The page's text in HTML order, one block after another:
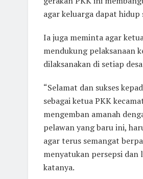
agar keluarga dapat
Ia juga meminta agar
mendukung pelaksanaan
dilaksanakan di setiap
“Selamat dan sukses
sebagai ketua PKK
mengemban amanah
pelawan yang baru ini,
agar terus semangat
menyatukan persepsi dan
katanya.